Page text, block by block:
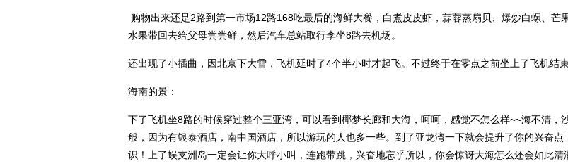
购物出来还是2路到第一市场12路168吃最后的海鲜大餐，白煮皮皮虾，蒜蓉蒸扇贝、爆炒白螺、
水果带回去给父母尝尝鲜，然后汽车总站取行李坐8路去机场。
还出现了小插曲，因北京下大雪，飞机延时了4个半小时才起飞。不过终于在零点之前坐上了飞机结
海南的景：
下了飞机坐8路的时候穿过整个三亚湾，可以看到椰梦长廊和大海，呵呵，感觉不怎么样~~海不清
般，因为有银泰酒店，南中国酒店，所以游玩的人也多一些。到了亚龙湾一下就会提升了你的兴奋
识！上了蜈支洲岛一定会让你大呼小叫，连跑带跳，兴奋地忘乎所以，你会惊讶大海怎么还会如此清